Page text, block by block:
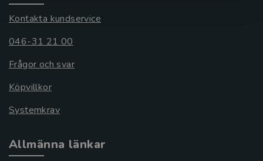
Kontakta kundservice
046-31 21 00
Frågor och svar
Köpvillkor
Systemkrav
Allmänna länkar